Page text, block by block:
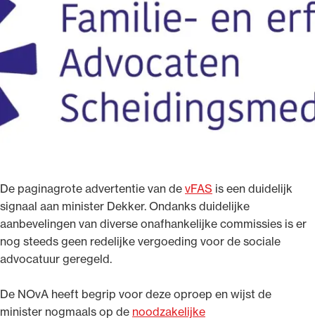
De paginagrote advertentie van de vFAS is een duidelijk
signaal aan minister Dekker. Ondanks duidelijke
aanbevelingen van diverse onafhankelijke commissies is er
nog steeds geen redelijke vergoeding voor de sociale
advocatuur geregeld.
De NOvA heeft begrip voor deze oproep en wijst de
minister nogmaals op de noodzakelijke
Ondersteuning voor advocaten bij hun
beroepsuitoefening: van de advocatenpas tot
het rechtsgebiedenregister en
geheimhoudernummers.